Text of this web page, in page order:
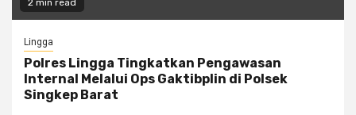
2 min read
Lingga
Polres Lingga Tingkatkan Pengawasan
Internal Melalui Ops Gaktibplin di Polsek
Singkep Barat